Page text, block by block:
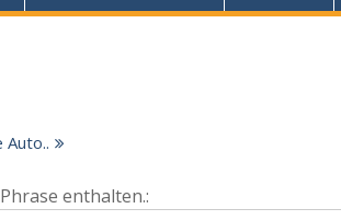
Auto..
enthalten.: